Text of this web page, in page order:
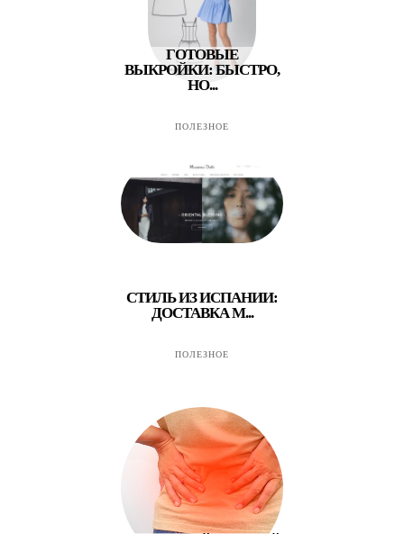
ГОТОВЫЕ
ВЫКРОЙКИ: БЫСТРО,
НО...
ПОЛЕЗНОЕ
СТИЛЬ ИЗ ИСПАНИИ:
ДОСТАВКА M...
ПОЛЕЗНОЕ